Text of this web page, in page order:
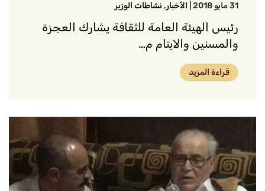
31 مايو 2018 الأخبار, نشاطات الوزير
رئيس الهيئة العامة للثقافة يشارك العجزة
والمسنين والايتام م…
قراءة المزيد